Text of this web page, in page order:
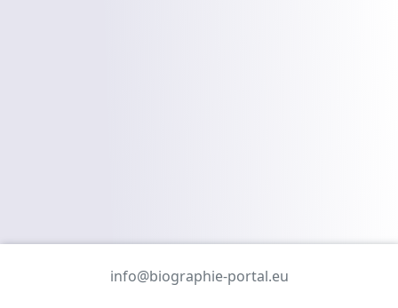
info@biographie-portal.eu